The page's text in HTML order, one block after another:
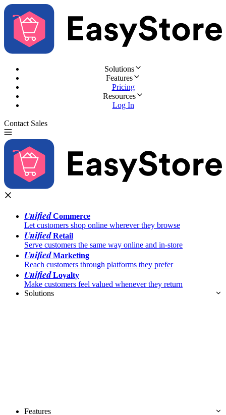
Solutions
Features
Pricing
Resources
Log In
Contact Sales
UnifiedCommerce
Let customers shop online wherever they browse
UnifiedRetail
Serve customers the same way online and in-store
UnifiedMarketing
Reach customers through platforms they prefer
UnifiedLoyalty
Make customers feel valued whenever they return
Solutions
Features